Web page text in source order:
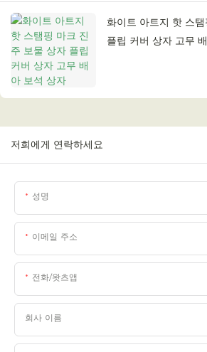
화이트 아트지 핫 스
플립 커버 상자 고무
저희에게 연락하세요
성명
이메일 주소
전화/왓츠앱
회사 이름